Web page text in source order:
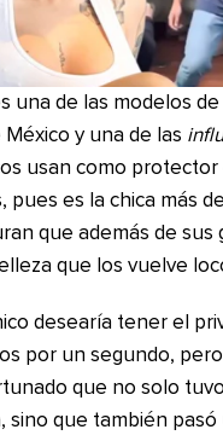
una de las modelos
y una de las
usan como protector
pues es la chica más
que además de sus
que los vuelve
desearía tener el
por un segundo,
que no solo
sino que también